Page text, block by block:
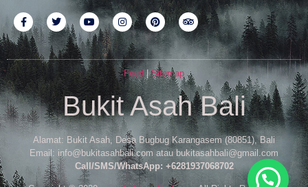
Feed|Sitemap
Bukit Asah Bali
Alamat: Bukit Asah, Desa Bugbug Karangasem (80851), Bali
Email: info@bukitasahbali.com atau bukitasahbali@gmail.com
Call/SMS/WhatsApp: +6281937068702